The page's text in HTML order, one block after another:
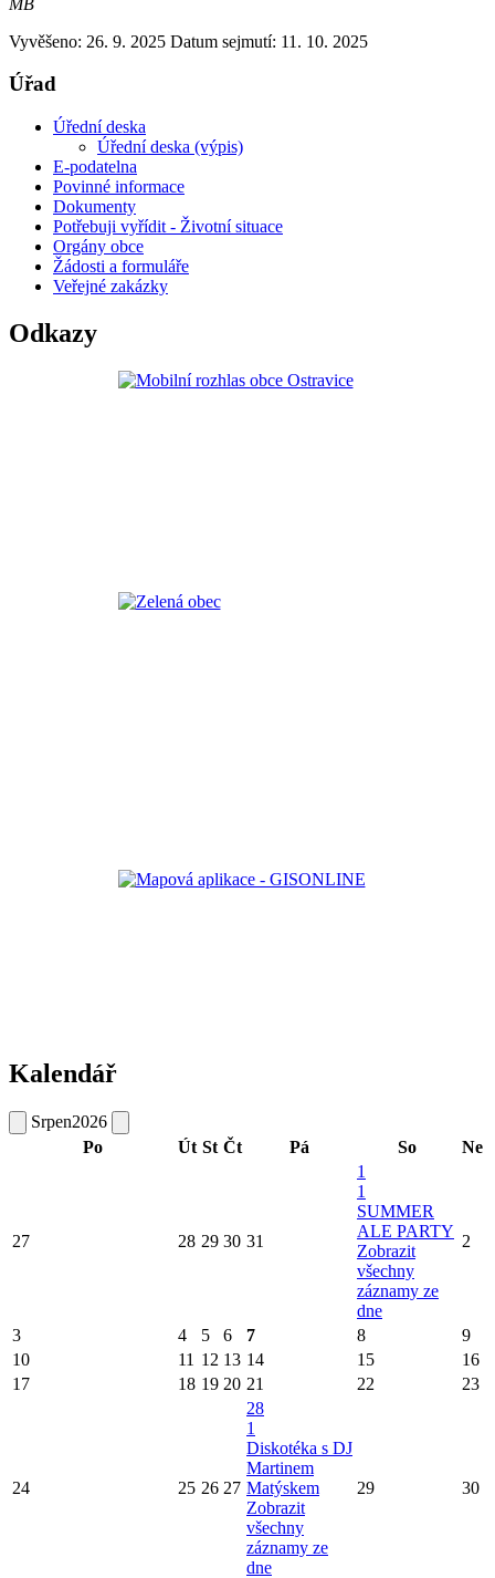
Vyvěšeno: 26. 9. 2025 Datum sejmutí: 11. 10. 2025
Úřad
Úřední deska
Úřední deska (výpis)
E-podatelna
Povinné informace
Dokumenty
Potřebuji vyřídit - Životní situace
Orgány obce
Žádosti a formuláře
Veřejné zakázky
Odkazy
Kalendář
Srpen2026
Po
Út St Čt Pá So Ne
27 28 29 30 31
1
1
SUMMER
ALE PARTY
Zobrazit
všechny
záznamy ze
dne
2
3 4 5 6 7 8
9
10
11 12 13 14 15
16
17
18 19 20 21 22 23
24 25 26 27
28
1
Diskotéka s DJ
Martinem
Matýskem
Zobrazit
všechny
záznamy ze
dne
29 30